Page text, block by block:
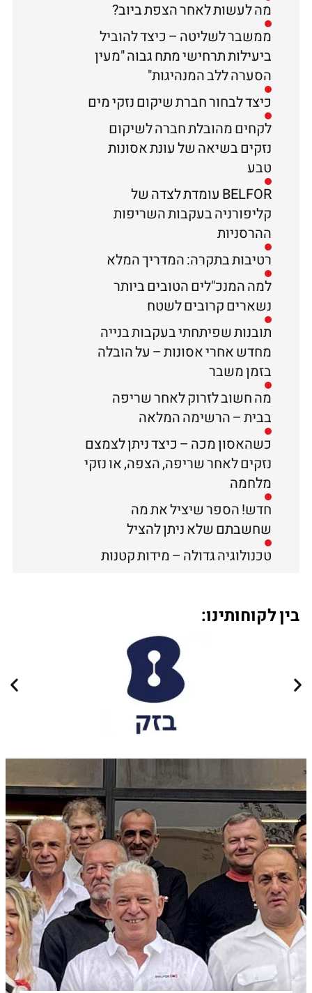
מה לעשות לאחר הצפת ביוב?
ממשבר לשליטה – כיצד להוביל
ביעילות תרחישי מתח גבוה "מעין
הסערה ללב המנהיגות"
כיצד לבחור חברת שיקום נזקי מים
לקחים מהובלת חברה לשיקום
נזקים בשיאה של עונת אסונות
טבע
BELFOR עומדת לצדה של
קליפורניה בעקבות השריפות
ההרסניות
רטיבות בתקרה: המדריך המלא
למה המנכ"לים הטובים ביותר
נשארים קרובים לשטח
תובנות שפיתחתי בעקבות בנייה
מחדש אחרי אסונות – על הובלה
בזמן משבר
מה חשוב לזרוק לאחר שריפה
בבית – הרשימה המלאה
כשהאסון מכה – כיצד ניתן לצמצם
נזקים לאחר שריפה, הצפה, או נזקי
מלחמה
חדש! הספר שיציל את מה
שחשבתם שלא ניתן להציל
טכנולוגיה גדולה – מידות קטנות
בין לקוחותינו: